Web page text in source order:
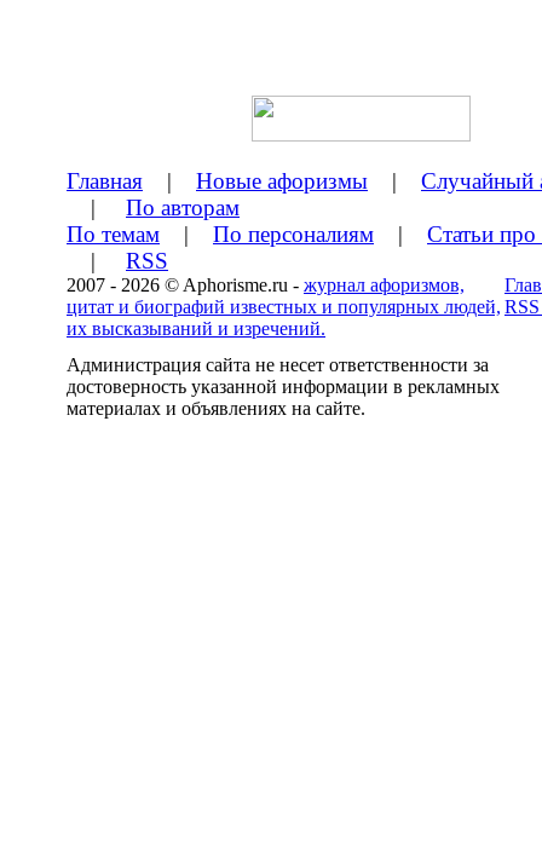
Главная | Новые афоризмы | Случайный
| По авторам
По темам | По персоналиям | Статьи
| RSS
2007 - 2026 © Aphorisme.ru - журнал афоризмов,
цитат и биографий известных и популярных людей,
их высказываний и изречений.
Администрация сайта не несет ответственности за
достоверность указанной информации в рекламных
материалах и объявлениях на сайте.